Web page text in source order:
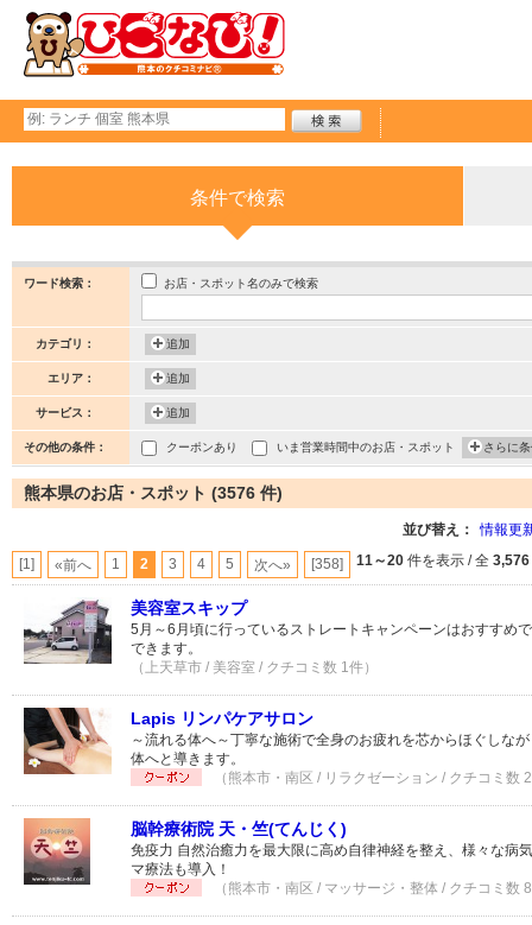
条件で検索
ワード検索： お店・スポット名のみで検索
カテゴリ： 追加
エリア： 追加
サービス： 追加
その他の条件： クーポンあり いま営業時間中のお店・スポット さらに
熊本県のお店・スポット (3576 件)
並び替え： 情報更
[1] «前へ 1 2 3 4 5 次へ» [358] 11～20 件を表示 / 全 3,576
美容室スキップ
5月～6月頃に行っているストレートキャンペーンはおすすめ
できます。
（上天草市 / 美容室 / クチコミ数 1件）
Lapis リンパケアサロン
～流れる体へ～丁寧な施術で全身のお疲れを芯からほぐしな
体へと導きます。
（熊本市・南区 / リラクゼーション / クチコミ数
脳幹療術院 天・竺(てんじく)
免疫力 自然治癒力を最大限に高め自律神経を整え、様々な病
マ療法も導入！
（熊本市・南区 / マッサージ・整体 / クチコミ数